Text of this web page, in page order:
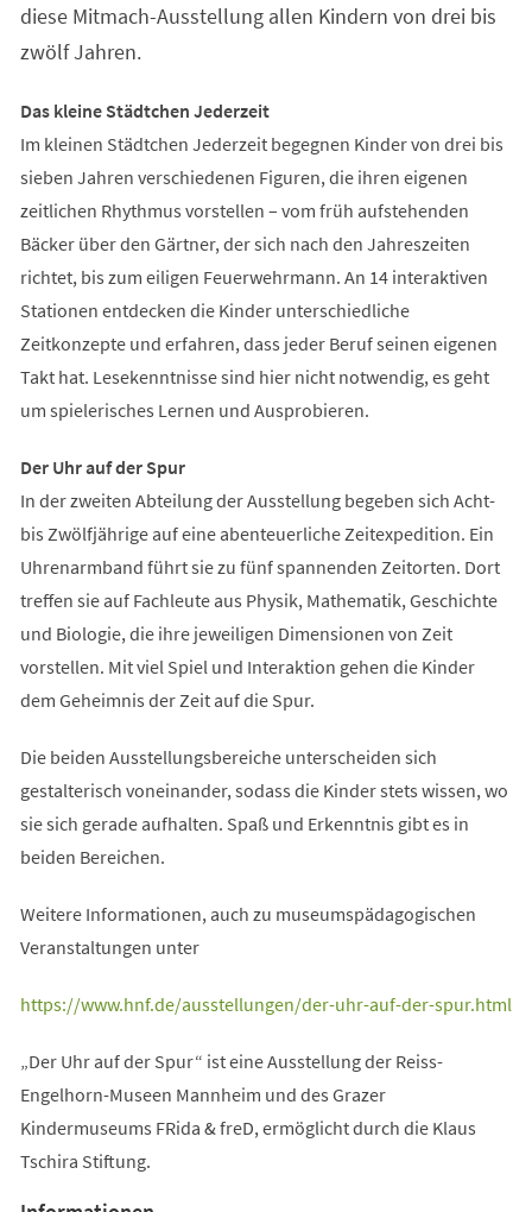
diese Mitmach-Ausstellung allen Kindern von drei bis
zwölf Jahren.
Das kleine Städtchen Jederzeit
Im kleinen Städtchen Jederzeit begegnen Kinder von drei bis
sieben Jahren verschiedenen Figuren, die ihren eigenen
zeitlichen Rhythmus vorstellen – vom früh aufstehenden
Bäcker über den Gärtner, der sich nach den Jahreszeiten
richtet, bis zum eiligen Feuerwehrmann. An 14 interaktiven
Stationen entdecken die Kinder unterschiedliche
Zeitkonzepte und erfahren, dass jeder Beruf seinen eigenen
Takt hat. Lesekenntnisse sind hier nicht notwendig, es geht
um spielerisches Lernen und Ausprobieren.
Der Uhr auf der Spur
In der zweiten Abteilung der Ausstellung begeben sich Acht-
bis Zwölfjährige auf eine abenteuerliche Zeitexpedition. Ein
Uhrenarmband führt sie zu fünf spannenden Zeitorten. Dort
treffen sie auf Fachleute aus Physik, Mathematik, Geschichte
und Biologie, die ihre jeweiligen Dimensionen von Zeit
vorstellen. Mit viel Spiel und Interaktion gehen die Kinder
dem Geheimnis der Zeit auf die Spur.
Die beiden Ausstellungsbereiche unterscheiden sich
gestalterisch voneinander, sodass die Kinder stets wissen, wo
sie sich gerade aufhalten. Spaß und Erkenntnis gibt es in
beiden Bereichen.
Weitere Informationen, auch zu museumspädagogischen
Veranstaltungen unter
https://www.hnf.de/ausstellungen/der-uhr-auf-der-spur.html
(Öffnet
einem
neuen
Tab)
„Der Uhr auf der Spur“ ist eine Ausstellung der Reiss-
Engelhorn-Museen Mannheim und des Grazer
Kindermuseums FRida & freD, ermöglicht durch die Klaus
Tschira Stiftung.